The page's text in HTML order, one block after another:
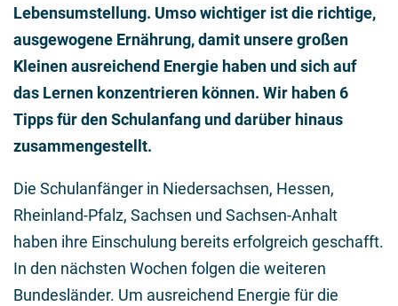
Lebensumstellung. Umso wichtiger ist die richtige,
ausgewogene Ernährung, damit unsere großen
Kleinen ausreichend Energie haben und sich auf
das Lernen konzentrieren können. Wir haben 6
Tipps für den Schulanfang und darüber hinaus
zusammengestellt.
Die Schulanfänger in Niedersachsen, Hessen,
Rheinland-Pfalz, Sachsen und Sachsen-Anhalt
haben ihre Einschulung bereits erfolgreich geschafft.
In den nächsten Wochen folgen die weiteren
Bundesländer. Um ausreichend Energie für die